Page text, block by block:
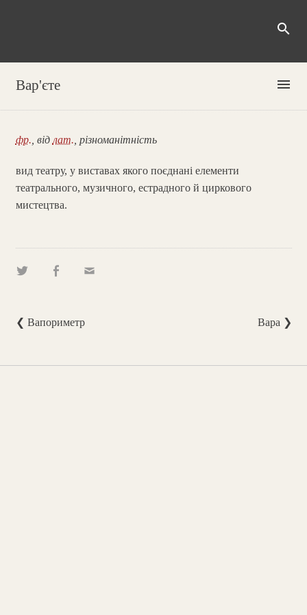
search
Вар'єте menu
фр. , від лат. , різноманітність
вид театру, у виставах якого поєднані елементи
театрального, музичного, естрадного й циркового
мистецтва.
❮ Вапориметр Вара ❯